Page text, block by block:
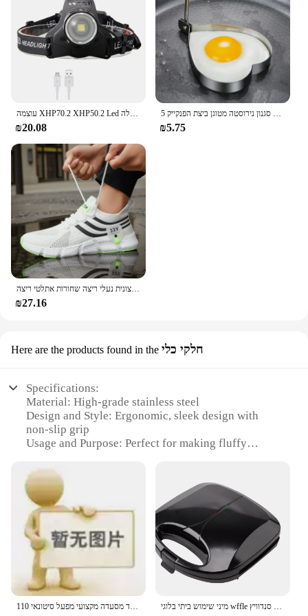
₪20.08 ₪5.75
₪27.16
Here are the products found in the חלקי כלי
Specifications:
Material: High-grade stainless steel
Design and Style: Ergonomic, sleek design with
non-slip grip
Usage and Purpose: Perfect for making fluffy
Performance and Property: Even heating for
consistent results
Shape or Size or Weight or Quantity: Compact and
lightweight, easy to handle
Parts and Accessories: Includes a PrecisionPour
spout for precise batter dispensing
Features:
**Unmatched Quality and Performance**
Crafted from high-grade stainless steel, the
PrecisionPour Belgian Waffles set ensures